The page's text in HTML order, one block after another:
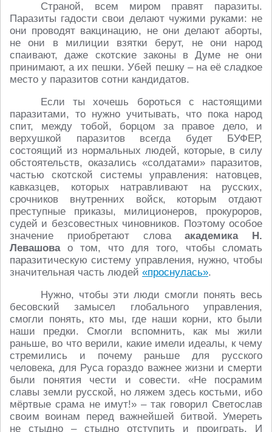
Страной, всем миром правят паразиты.
Паразиты гадости свои делают чужими руками: не
они проводят вакцинацию, не они делают аборты,
не они в милиции взятки берут, не они народ
спаивают, даже скотские законы в Думе не они
принимают, а их пешки. Убей пешку – на её сладкое
место у паразитов сотни кандидатов.
Если ты хочешь бороться с настоящими
паразитами, то нужно учитывать, что пока народ
спит, между тобой, борцом за правое дело, и
верхушкой паразитов всегда будет БУФЕР,
состоящий из нормальных людей, которые, в силу
обстоятельств, оказались «солдатами» паразитов,
частью скотской системы управления: натовцев,
кавказцев, которых натравливают на русских,
срочников внутренних войск, которым отдают
преступные приказы, милиционеров, прокуроров,
судей и безсовестных чиновников. Поэтому особое
значение приобретают словаакадемика Н.
Левашовао том, что для того, чтобы сломать
паразитическую систему управления, нужно, чтобы
значительная часть людей «проснулась».
Нужно, чтобы эти люди смогли понять весь
бесовский замысел глобального управления,
смогли понять, кто мы, где наши корни, кто были
наши предки. Смогли вспомнить, как мы жили
раньше, во что верили, какие имели идеалы, к чему
стремились и почему раньше для русского
человека, для Руса гораздо важнее жизни и смерти
были понятия чести и совести. «Не посрамим
славы земли русской, но ляжем здесь костьми, ибо
мёртвые срама не имут!» – так говорил Светослав
своим воинам перед важнейшей битвой. Умереть
не стыдно – стыдно отступить и проиграть. И